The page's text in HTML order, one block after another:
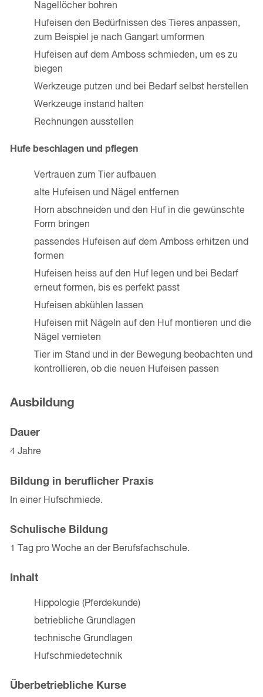
Nagellöcher bohren
Hufeisen den Bedürfnissen des Tieres anpassen,
zum Beispiel je nach Gangart umformen
Hufeisen auf dem Amboss schmieden, um es zu
biegen
Werkzeuge putzen und bei Bedarf selbst herstellen
Werkzeuge instand halten
Rechnungen ausstellen
Hufe beschlagen und pflegen
Vertrauen zum Tier aufbauen
alte Hufeisen und Nägel entfernen
Horn abschneiden und den Huf in die gewünschte
Form bringen
passendes Hufeisen auf dem Amboss erhitzen und
formen
Hufeisen heiss auf den Huf legen und bei Bedarf
erneut formen, bis es perfekt passt
Hufeisen abkühlen lassen
Hufeisen mit Nägeln auf den Huf montieren und die
Nägel vernieten
Tier im Stand und in der Bewegung beobachten und
kontrollieren, ob die neuen Hufeisen passen
Ausbildung
Dauer
4 Jahre
Bildung in beruflicher Praxis
In einer Hufschmiede.
Schulische Bildung
1 Tag pro Woche an der Berufsfachschule.
Inhalt
Hippologie (Pferdekunde)
betriebliche Grundlagen
technische Grundlagen
Hufschmiedetechnik
Überbetriebliche Kurse